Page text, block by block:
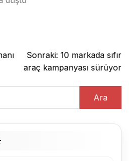
Sonraki: 10 markada sıfır
araç kampanyası sürüyor